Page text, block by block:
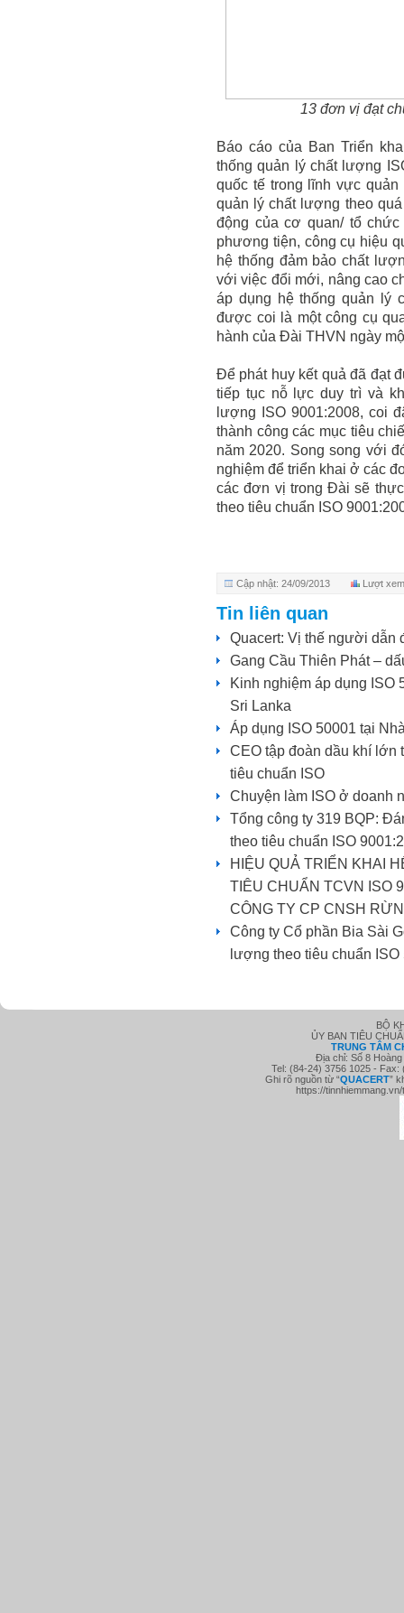
13 đơn vị đạt
Báo cáo của Ban Triển
thống quản lý chất lượng
quốc tế trong lĩnh vực
quản lý chất lượng theo
động của cơ quan/ tổ
phương tiện, công cụ hiệu
hệ thống đảm bảo chất
với việc đổi mới, nâng cao
áp dụng hệ thống quản lý
được coi là một công cụ
hành của Đài THVN ngày
Để phát huy kết quả đã đạt
tiếp tục nỗ lực duy trì và
lượng ISO 9001:2008, coi
thành công các mục tiêu
năm 2020. Song song với
nghiệm để triển khai ở các
các đơn vị trong Đài sẽ
theo tiêu chuẩn ISO
Cập nhật: 24/09/2013 Lượt
Tin liên quan
Quacert: Vị thế người dẫn
Gang Cầu Thiên Phát –
Kinh nghiệm áp dụng ISO
Sri Lanka
Áp dụng ISO 50001 tại
CEO tập đoàn dầu khí lớn
tiêu chuẩn ISO
Chuyện làm ISO ở doanh
Tổng công ty 319 BQP:
theo tiêu chuẩn ISO
HIỆU QUẢ TRIỂN KHAI
TIÊU CHUẨN TCVN ISO
CÔNG TY CP CNSH
Công ty Cổ phần Bia Sài
lượng theo tiêu chuẩn ISO
BỘ
ỦY BAN TIÊU
TRUNG TÂM
Địa chỉ: Số 8
Tel: (84-24) 3756 1025 -
Ghi rõ nguồn từ “QUACERT”
https://